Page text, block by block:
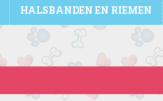
HALSBANDEN EN RIEMEN